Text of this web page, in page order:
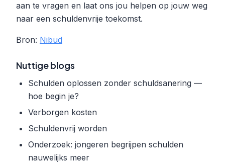
aan te vragen en laat ons jou helpen op jouw weg
naar een schuldenvrije toekomst.
Bron: Nibud
Nuttige blogs
Schulden oplossen zonder schuldsanering —
hoe begin je?
Verborgen kosten
Schuldenvrij worden
Onderzoek: jongeren begrijpen schulden
nauwelijks meer